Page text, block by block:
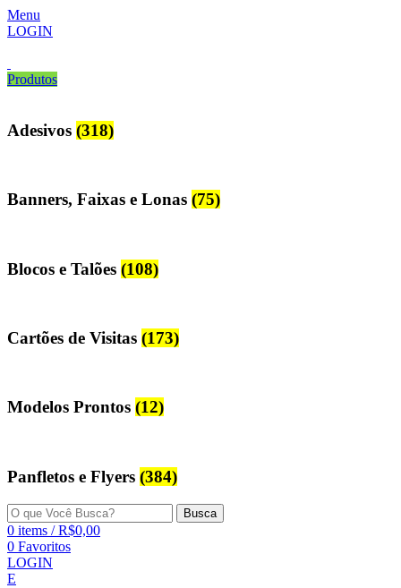
Menu
LOGIN
Produtos
Adesivos (318)
Banners, Faixas e Lonas (75)
Blocos e Talões (108)
Cartões de Visitas (173)
Modelos Prontos (12)
Panfletos e Flyers (384)
Busca
0 items / R$0,00
0 Favoritos
LOGIN
E